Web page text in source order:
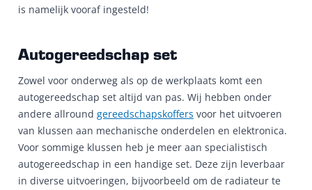
is namelijk vooraf ingesteld!
Autogereedschap set
Zowel voor onderweg als op de werkplaats komt een
autogereedschap set altijd van pas. Wij hebben onder
andere allround gereedschapskoffers voor het uitvoeren
van klussen aan mechanische onderdelen en elektronica.
Voor sommige klussen heb je meer aan specialistisch
autogereedschap in een handige set. Deze zijn leverbaar
in diverse uitvoeringen, bijvoorbeeld om de radiateur te